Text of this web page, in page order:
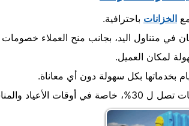
الخزانات باحترافية.
في متناول اليد، بجانب منح العملاء خصومات
لمكان العميل.
بخدماتها بكل سهولة دون أي معاناة.
والمناسبات.